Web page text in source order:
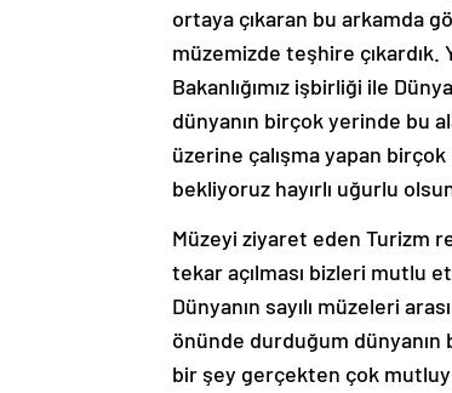
ortaya çıkaran bu arkamda
müzemizde teşhire çıkardık.
Bakanlığımız işbirliği ile
dünyanın birçok yerinde bu
üzerine çalışma yapan
bekliyoruz hayırlı uğurlu
Müzeyi ziyaret eden Turizm
tekar açılması bizleri mutlu
Dünyanın sayılı müzeleri
önünde durduğum
bir şey gerçekten çok